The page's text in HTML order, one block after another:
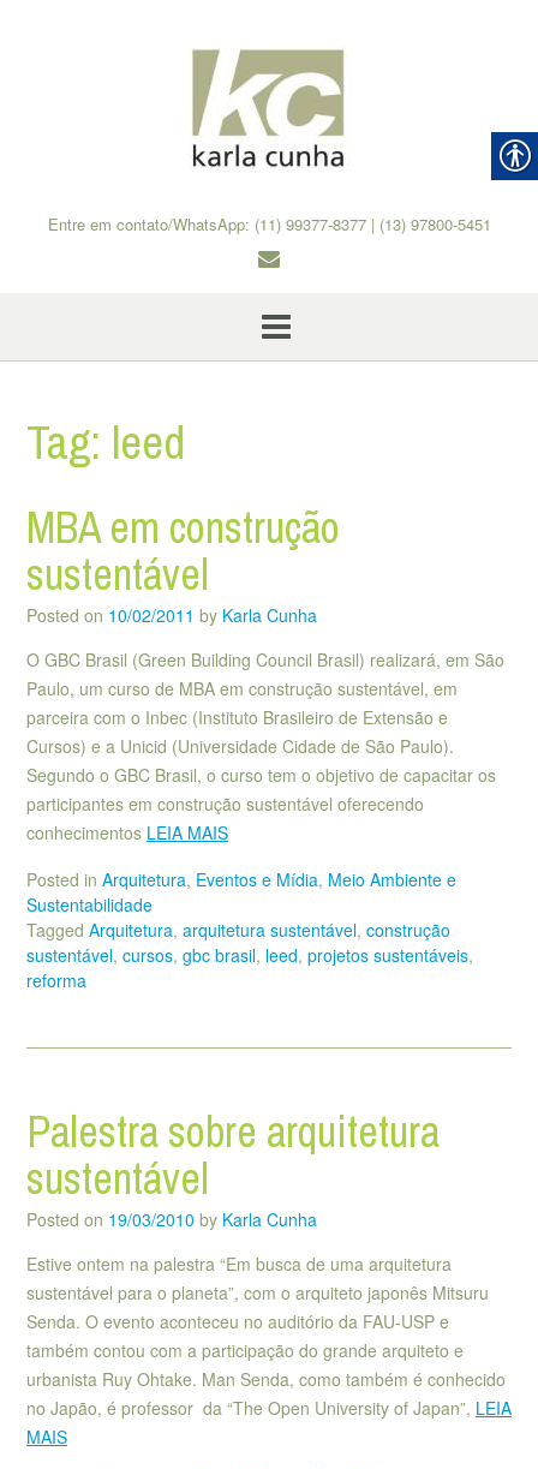
Entre em contato/WhatsApp: (11) 99377-8377 | (13) 97800-5451
Tag: leed
MBA em construção
sustentável
Posted on 10/02/2011 by Karla Cunha
O GBC Brasil (Green Building Council Brasil) realizará, em São
Paulo, um curso de MBA em construção sustentável, em
parceira com o Inbec (Instituto Brasileiro de Extensão e
Cursos) e a Unicid (Universidade Cidade de São Paulo).
Segundo o GBC Brasil, o curso tem o objetivo de capacitar os
participantes em construção sustentável oferecendo
conhecimentos LEIA MAIS
Posted in Arquitetura, Eventos e Mídia, Meio Ambiente e
Sustentabilidade
Tagged Arquitetura, arquitetura sustentável, construção
sustentável, cursos, gbc brasil, leed, projetos sustentáveis,
reforma
Palestra sobre arquitetura
sustentável
Posted on 19/03/2010 by Karla Cunha
Estive ontem na palestra “Em busca de uma arquitetura
sustentável para o planeta”, com o arquiteto japonês Mitsuru
Senda. O evento aconteceu no auditório da FAU-USP e
também contou com a participação do grande arquiteto e
urbanista Ruy Ohtake. Man Senda, como também é conhecido
no Japão, é professor da “The Open University of Japan”, LEIA
MAIS